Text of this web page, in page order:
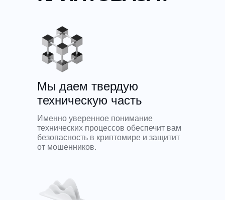
Мы даем твердую
техническую часть
Именно уверенное понимание
технических процессов обеспечит вам
безопасность в криптомире и защитит
от мошенников.